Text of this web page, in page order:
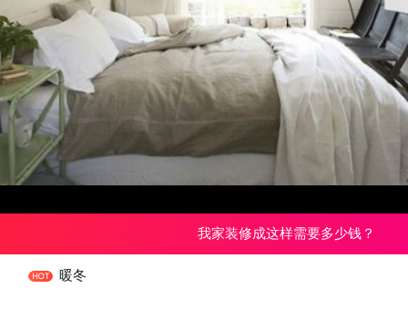
我家装修成这样需要多少钱？
暖冬